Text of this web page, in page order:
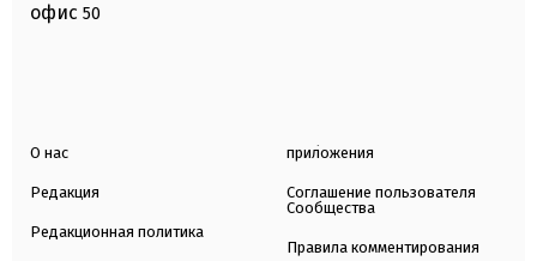
офис 50
О нас
Редакция
Редакционная политика
приложения
Соглашение пользователя
Сообщества
Правила комментирования